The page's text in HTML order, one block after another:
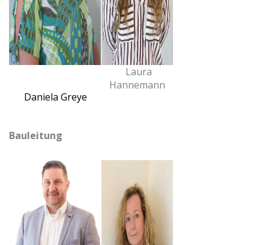
Daniela Greye
Laura
Hannemann
Bauleitung